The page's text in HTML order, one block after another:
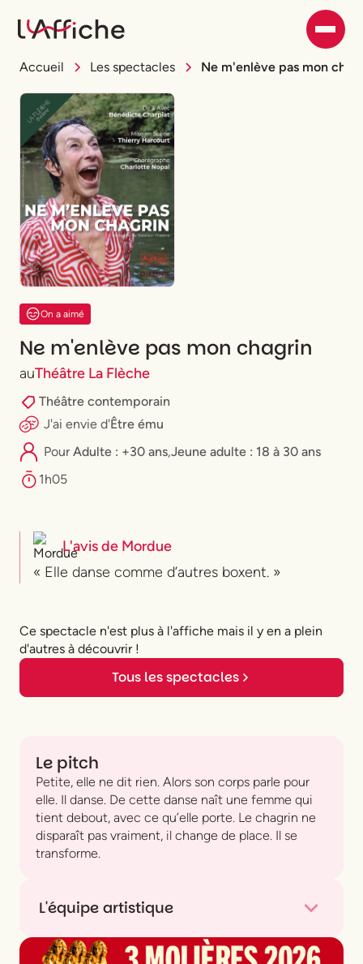
Accueil Les spectacles Ne m'enlève pas mon
On a aimé
Ne m'enlève pas mon chagrin
auThéâtre La Flèche
Théâtre contemporain
J'ai envie d'Être ému
PourAdulte : +30 ans,⁠Jeune adulte : 18 à 30 ans
1h05
L'avis de Mordue
« Elle danse comme d’autres boxent. »
Ce spectacle n'est plus à l'affiche mais il y en a plein
d'autres à découvrir !
Tous les spectacles
Le pitch
Petite, elle ne dit rien. Alors son corps parle pour
elle. Il danse. De cette danse naît une femme qui
tient debout, avec ce qu’elle porte. Le chagrin ne
disparaît pas vraiment, il change de place. Il se
transforme.
L'équipe artistique
CompagnieLe Bateleur Théâtre